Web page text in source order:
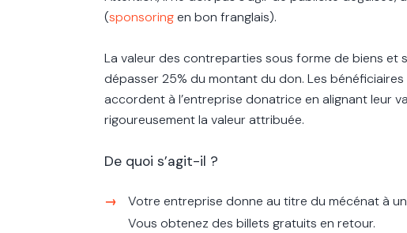
(sponsoringen bon franglais).
La valeur des contreparties sous forme de biens
dépasser 25% du montant du don. Les
accordent à l’entreprise donatrice en alignant leur
rigoureusement la valeur attribuée.
De quoi s’agit-il ?
Votre entreprise donne au titre du mécénat à
Vous obtenez des billets gratuits en retour.